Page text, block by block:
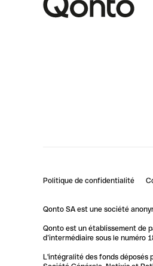
Politique de confidentialité
Qonto SA est une société
Qonto est un établissement de
d’intermédiaire sous le numéro
L'intégralité des fonds déposés